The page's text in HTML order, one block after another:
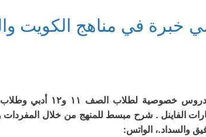
في مناهج الكويت
مدرس فرنسي يعطي
الفاينل . شرح مبسط للمنهج من خلال المفردات
والسداد.، الواتس: